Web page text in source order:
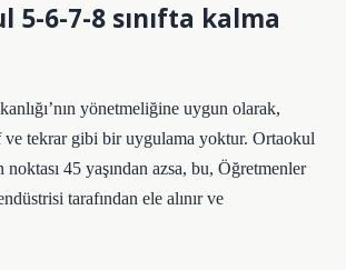
5-6-7-8 sınıfta kalma
yönetmeliğine uygun olarak,
ve tekrar gibi bir uygulama yoktur. Ortaokul
45 yaşından azsa, bu, Öğretmenler
tarafından ele alınır ve